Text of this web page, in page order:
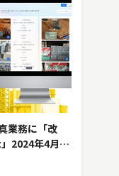
業務に「改
2024年4月に